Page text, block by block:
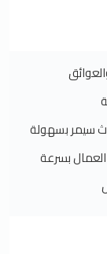
سيمر بسهولة
بسرعة